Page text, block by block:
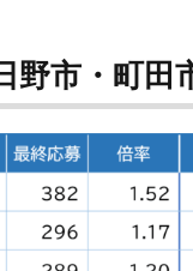
野市・町田